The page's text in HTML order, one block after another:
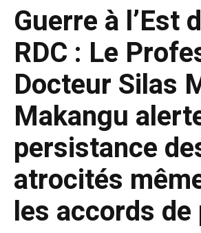
Guerre à l’Est
RDC : Le
Docteur Silas
Makangu
persistance
atrocités
les accords de